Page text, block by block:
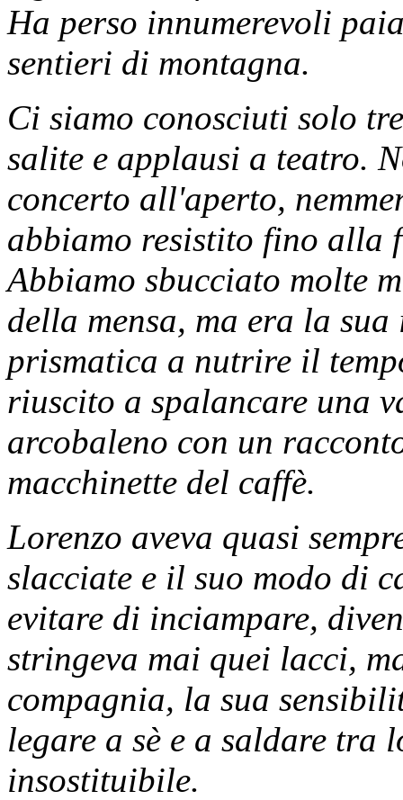
Ha perso innumerevoli
sentieri di montagna.
Ci siamo conosciuti solo
salite e applausi a teatro.
concerto all'aperto,
abbiamo resistito fino alla
Abbiamo sbucciato molte
della mensa, ma era la
prismatica a nutrire il
riuscito a spalancare una
arcobaleno con un
macchinette del caffè.
Lorenzo aveva quasi
slacciate e il suo modo di
evitare di inciampare,
stringeva mai quei lacci,
compagnia, la sua
legare a sè e a saldare tra
insostituibile.